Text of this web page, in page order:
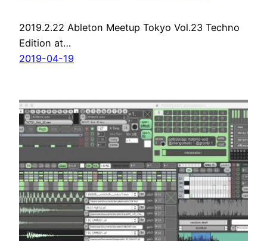
2019.2.22 Ableton Meetup Tokyo Vol.23 Techno
Edition at…
2019-04-19